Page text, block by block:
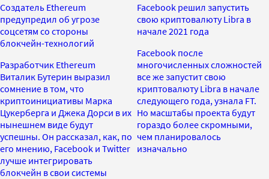
Создатель Ethereum
предупредил об угрозе
соцсетям со стороны
блокчейн-технологий
Разработчик Ethereum
Виталик Бутерин выразил
сомнение в том, что
криптоинициативы Марка
Цукерберга и Джека Дорси в их
нынешнем виде будут
успешны. Он рассказал, как, по
его мнению, Facebook и Twitter
лучше интегрировать
блокчейн в свои системы
Facebook решил запустить
свою криптовалюту Libra в
начале 2021 года
Facebook после
многочисленных сложностей
все же запустит свою
криптовалюту Libra в начале
следующего года, узнала FT.
Но масштабы проекта будут
гораздо более скромными,
чем планировалось
изначально